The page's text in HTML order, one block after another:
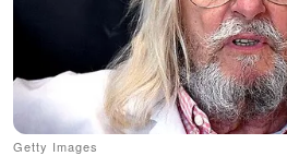
Getty Images